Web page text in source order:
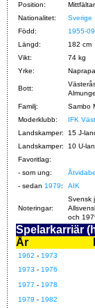
Position:
Nationalitet:
Sverige
Född:
1955-
Längd:
182 cm
Vikt:
74 kg
Yrke:
Bott:
Familj:
Sambo
Moderklubb:
IFK
Landskamper:
15 J-
Landskamper:
10 U-
Favoritlag:
- som ung:
- sedan 1979: AIK
Noteringar:
Svensk
och
Spelarkarriär
År
1962 - 1973
1973 - 1976
1977 - 1978
1979 - 1982